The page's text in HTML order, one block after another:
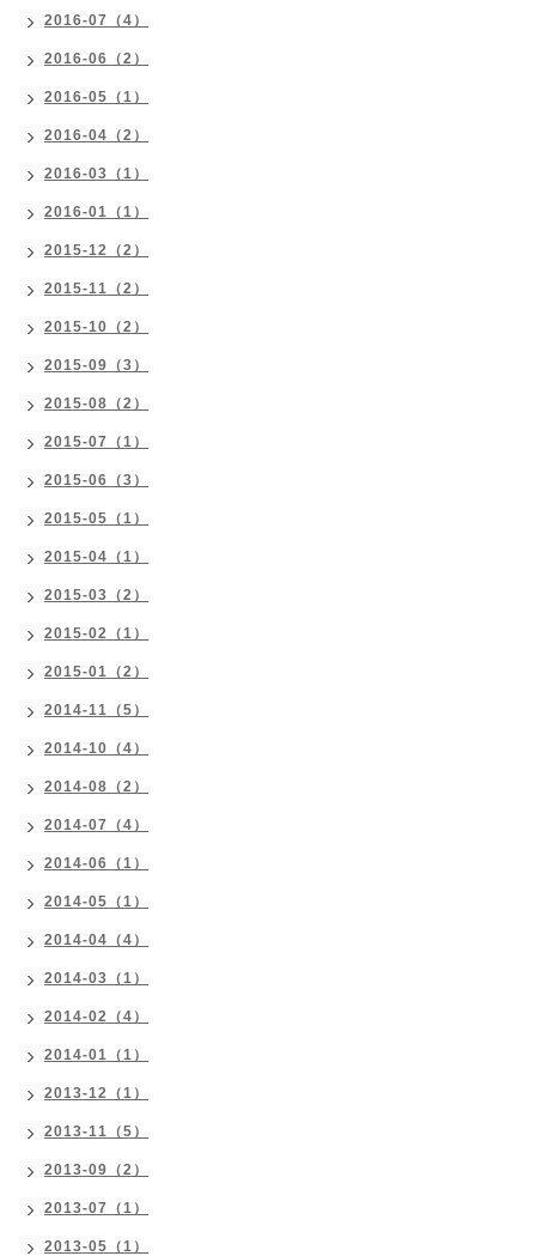
2016-07（4）
2016-06（2）
2016-05（1）
2016-04（2）
2016-03（1）
2016-01（1）
2015-12（2）
2015-11（2）
2015-10（2）
2015-09（3）
2015-08（2）
2015-07（1）
2015-06（3）
2015-05（1）
2015-04（1）
2015-03（2）
2015-02（1）
2015-01（2）
2014-11（5）
2014-10（4）
2014-08（2）
2014-07（4）
2014-06（1）
2014-05（1）
2014-04（4）
2014-03（1）
2014-02（4）
2014-01（1）
2013-12（1）
2013-11（5）
2013-09（2）
2013-07（1）
2013-05（1）